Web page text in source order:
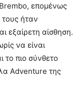
επομένως
ήταν
εξαίρετη αίσθηση.
να είναι
το πιο σύνθετο
Adventure της